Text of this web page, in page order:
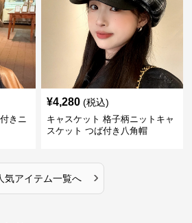
きニ
¥4,280 (税込)
キャスケット 格子柄ニットキャ
スケット つば付き八角帽
気アイテム一覧へ ›